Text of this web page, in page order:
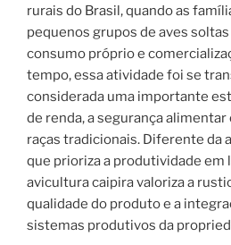
rurais do Brasil, quando as
pequenos grupos de aves
consumo próprio e
tempo, essa atividade foi se
considerada uma importante
de renda, a segurança alimentar
raças tradicionais. Diferente da
que prioriza a produtividade em
avicultura caipira valoriza a
qualidade do produto e a
sistemas produtivos da